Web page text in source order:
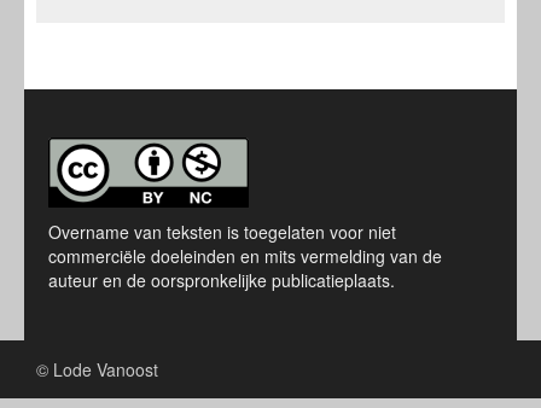
Overname van teksten is toegelaten voor niet
commerciële doeleinden en mits vermelding van de
auteur en de oorspronkelijke publicatieplaats.
© Lode Vanoost